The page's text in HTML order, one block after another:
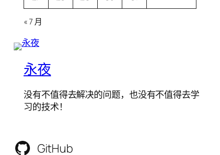
« 7 月
永夜
没有不值得去解决的问题，也没有不值得去学
习的技术！
GitHub